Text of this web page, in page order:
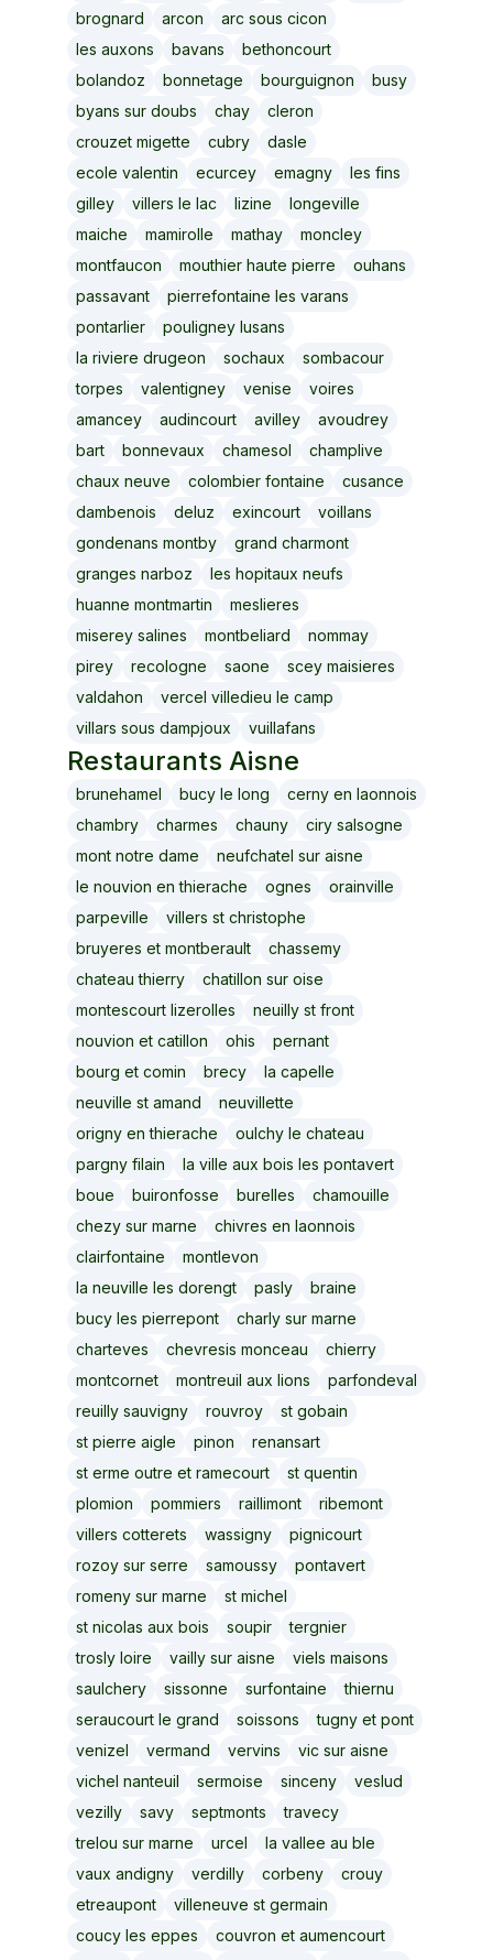
brognard
arcon
arc sous cicon
les auxons
bavans
bethoncourt
bolandoz
bonnetage bourguignon
busy
byans sur doubs
chay
cleron
crouzet migette
cubry
dasle
ecole valentin
ecurcey emagny
les fins
gilley
villers le lac lizine
longeville
maiche
mamirolle mathay
moncley
montfaucon
mouthier haute pierre
ouhans
passavant
pierrefontaine les varans
pontarlier
pouligney lusans
la riviere drugeon
sochaux
sombacour
torpes
valentigney venise
voires
amancey
audincourt avilley
avoudrey
bart
bonnevaux chamesol
champlive
chaux neuve
colombier fontaine
cusance
dambenois
deluz exincourt
voillans
gondenans montby
grand charmont
granges narboz
les hopitaux neufs
huanne montmartin
meslieres
miserey salines
montbeliard
nommay
pirey
recologne saone
scey maisieres
valdahon
vercel villedieu le camp
villars sous dampjoux
vuillafans
Restaurants Aisne
brunehamel bucy le long
cerny en laonnois
chambry
charmes chauny
ciry salsogne
mont notre dame
neufchatel sur aisne
le nouvion en thierache
ognes
orainville
parpeville
villers st christophe
bruyeres et montberault
chassemy
chateau thierry
chatillon sur oise
montescourt lizerolles
neuilly st front
nouvion et catillon
ohis
pernant
bourg et comin
brecy
la capelle
neuville st amand
neuvillette
origny en thierache
oulchy le chateau
pargny filain
la ville aux bois les pontavert
boue
buironfosse burelles
chamouille
chezy sur marne
chivres en laonnois
clairfontaine
montlevon
la neuville les dorengt
pasly
braine
bucy les pierrepont
charly sur marne
charteves
chevresis monceau
chierry
montcornet
montreuil aux lions
parfondeval
reuilly sauvigny
rouvroy
st gobain
st pierre aigle
pinon
renansart
st erme outre et ramecourt
st quentin
plomion
pommiers raillimont
ribemont
villers cotterets
wassigny
pignicourt
rozoy sur serre
samoussy
pontavert
romeny sur marne
st michel
st nicolas aux bois
soupir
tergnier
trosly loire
vailly sur aisne
viels maisons
saulchery
sissonne surfontaine
thiernu
seraucourt le grand
soissons
tugny et pont
venizel
vermand vervins
vic sur aisne
vichel nanteuil
sermoise sinceny
veslud
vezilly
savy septmonts
travecy
trelou sur marne
urcel
la vallee au ble
vaux andigny
verdilly corbeny
crouy
etreaupont
villeneuve st germain
coucy les eppes
couvron et aumencourt